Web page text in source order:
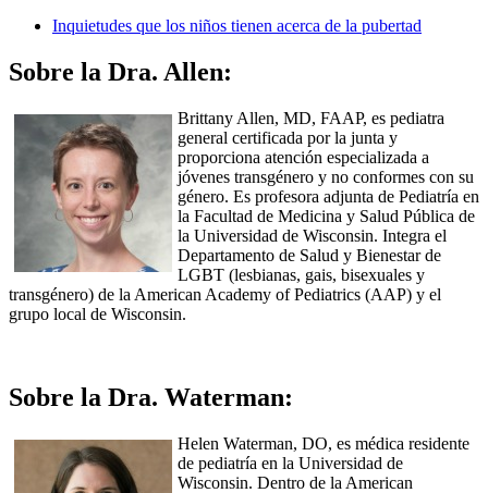
Inquietudes que los niños tienen acerca de la pubertad
Sobre la Dra. Allen:
Brittany Allen, MD, FAAP, es pediatra
general certificada por la junta y
proporciona atención especializada a
jóvenes transgénero y no conformes con su
género. Es profesora adjunta de Pediatría en
la Facultad de Medicina y Salud Pública de
la Universidad de Wisconsin. Integra el
Departamento de Salud y Bienestar de
LGBT (lesbianas, gais, bisexuales y
transgénero) de la American Academy of Pediatrics (AAP) y el
grupo local de Wisconsin.
Sobre la Dra. Waterman:
Helen Waterman, DO, es médica residente
de pediatría en la Universidad de
Wisconsin. Dentro de la American